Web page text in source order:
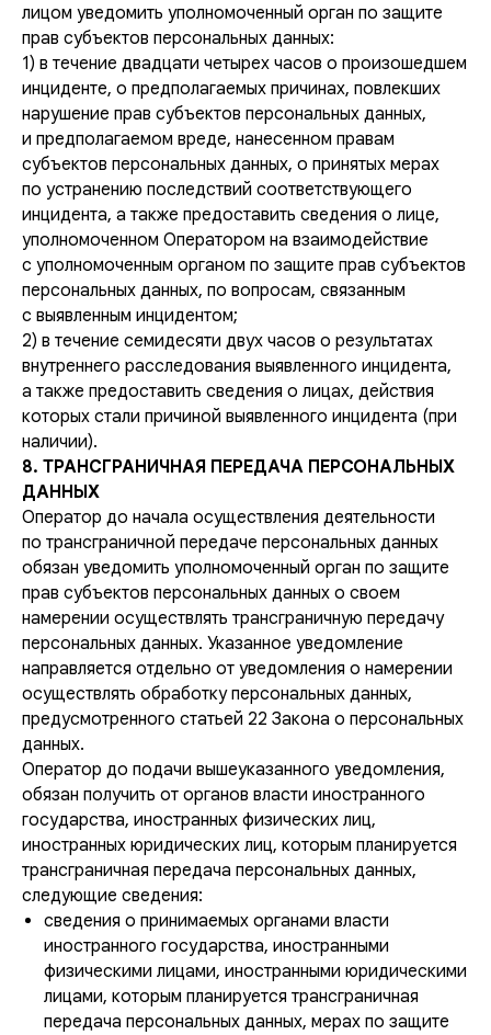
лицом уведомить уполномоченный орган по защите
прав субъектов персональных данных:
1) в течение двадцати четырех часов о произошедшем
инциденте, о предполагаемых причинах, повлекших
нарушение прав субъектов персональных данных,
и предполагаемом вреде, нанесенном правам
субъектов персональных данных, о принятых мерах
по устранению последствий соответствующего
инцидента, а также предоставить сведения о лице,
уполномоченном Оператором на взаимодействие
с уполномоченным органом по защите прав субъектов
персональных данных, по вопросам, связанным
с выявленным инцидентом;
2) в течение семидесяти двух часов о результатах
внутреннего расследования выявленного инцидента,
а также предоставить сведения о лицах, действия
которых стали причиной выявленного инцидента (при
наличии).
8. ТРАНСГРАНИЧНАЯ ПЕРЕДАЧА ПЕРСОНАЛЬНЫХ
ДАННЫХ
Оператор до начала осуществления деятельности
по трансграничной передаче персональных данных
обязан уведомить уполномоченный орган по защите
прав субъектов персональных данных о своем
намерении осуществлять трансграничную передачу
персональных данных. Указанное уведомление
направляется отдельно от уведомления о намерении
осуществлять обработку персональных данных,
предусмотренного статьей 22 Закона о персональных
данных.
Оператор до подачи вышеуказанного уведомления,
обязан получить от органов власти иностранного
государства, иностранных физических лиц,
иностранных юридических лиц, которым планируется
трансграничная передача персональных данных,
следующие сведения:
сведения о принимаемых органами власти
иностранного государства, иностранными
физическими лицами, иностранными юридическими
лицами, которым планируется трансграничная
передача персональных данных, мерах по защите